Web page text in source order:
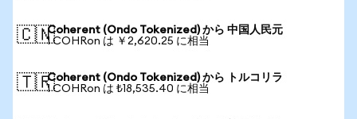
🇨🇳Coherent (Ondo Tokenized) から 中国人民元
1 COHRon は ￥2,620.25 に相当
🇹🇷Coherent (Ondo Tokenized) から トルコリラ
1 COHRon は ₺18,535.40 に相当